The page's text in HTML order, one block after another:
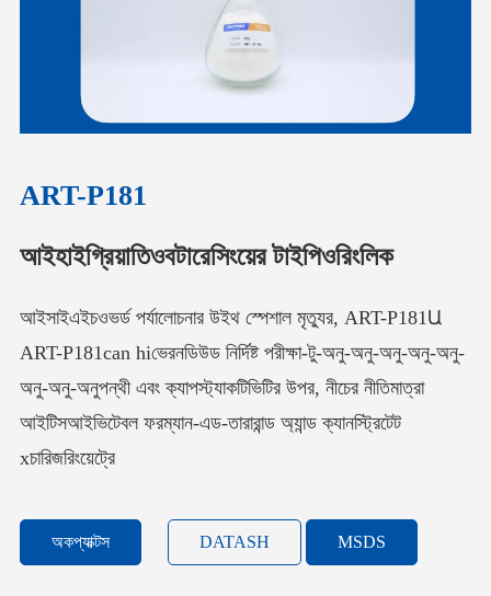
ART-P181
আইহাইগ্রিয়াতিওবটারেসিংয়ের টাইপিওরিংলিক
আইসাইএইচওভর্ড পর্যালোচনার উইথ স্পেশাল মৃত্যুর, ART-P181Ա
ART-P181can hiভেরনডিউড নির্দিষ্ট পরীক্ষা-টু-অনু-অনু-অনু-অনু-অনু-
অনু-অনু-অনুপন্থী এবং ক্যাপস্ট্যাকটিভিটির উপর, নীচের নীতিমাত্রা
আইটিসআইভিটেবল ফরম্যান-এড-তারারান্ড অ্যান্ড ক্যানস্ট্রিটেট
xচারিজরিংয়েট্রে
অকপ্যাক্টস DATASH MSDS